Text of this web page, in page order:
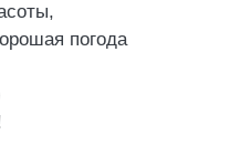
погода